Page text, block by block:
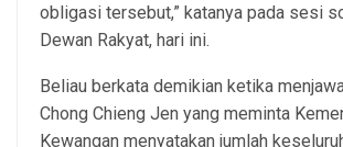
obligasi tersebut,” katanya pada sesi
Dewan Rakyat, hari ini.
Beliau berkata demikian ketika
Chong Chieng Jen yang meminta
Kewangan menyatakan jumlah